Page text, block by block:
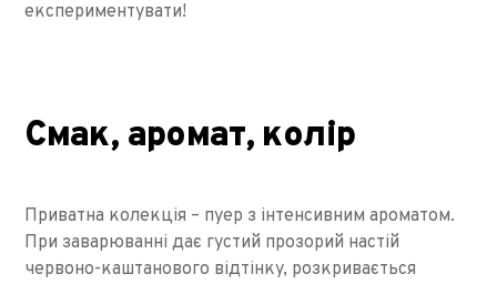
експериментувати!
Смак, аромат, колір
Приватна колекція – пуер з інтенсивним ароматом.
При заварюванні дає густий прозорий настій
червоно-каштанового відтінку, розкривається